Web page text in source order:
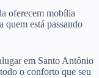
oferecem mobília
quem está passando
em Santo Antônio
o conforto que seu